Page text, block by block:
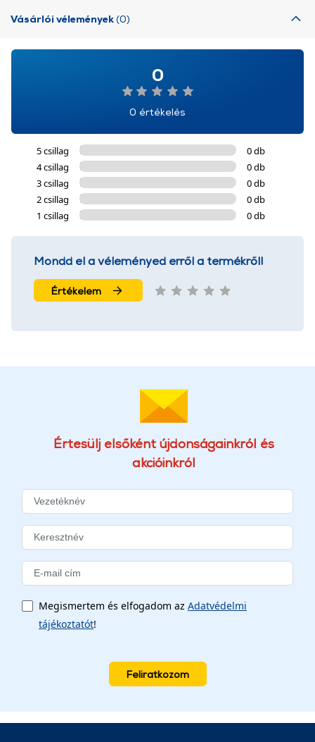
Vásárlói vélemények(0)
0
0 értékelés
5 csillag
0 db
4 csillag
0 db
3 csillag
0 db
2 csillag
0 db
1 csillag
0 db
Mondd el a véleményed erről a termékről!
Értékelem
Értesülj elsőként újdonságainkról és
akcióinkról
Megismertem és elfogadom az Adatvédelmi
tájékoztatót!
Feliratkozom